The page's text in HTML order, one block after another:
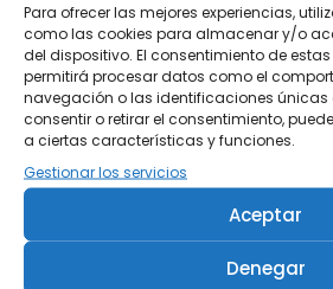
Para ofrecer las mejores experiencias,
como las cookies para almacenar y/o
del dispositivo. El consentimiento de
permitirá procesar datos como el
navegación o las identificaciones únicas
consentir o retirar el consentimiento,
a ciertas características y funciones.
Gestionar los servicios
Aceptar
Denegar
Productos
Tisanera "Christmas Cats"
porcelana
Té verde Japón Hojicha BIO
Té verde Japón Hojicha BIO 250